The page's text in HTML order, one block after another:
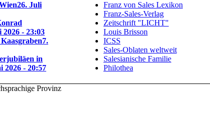
26. Juli
2026 - 23:03
7.
in
2026 - 20:57
Franz von Sales Lexikon
Franz-Sales-Verlag
Zeitschrift "LICHT"
Louis Brisson
ICSS
Sales-Oblaten weltweit
Salesianische Familie
Philothea
Provinz